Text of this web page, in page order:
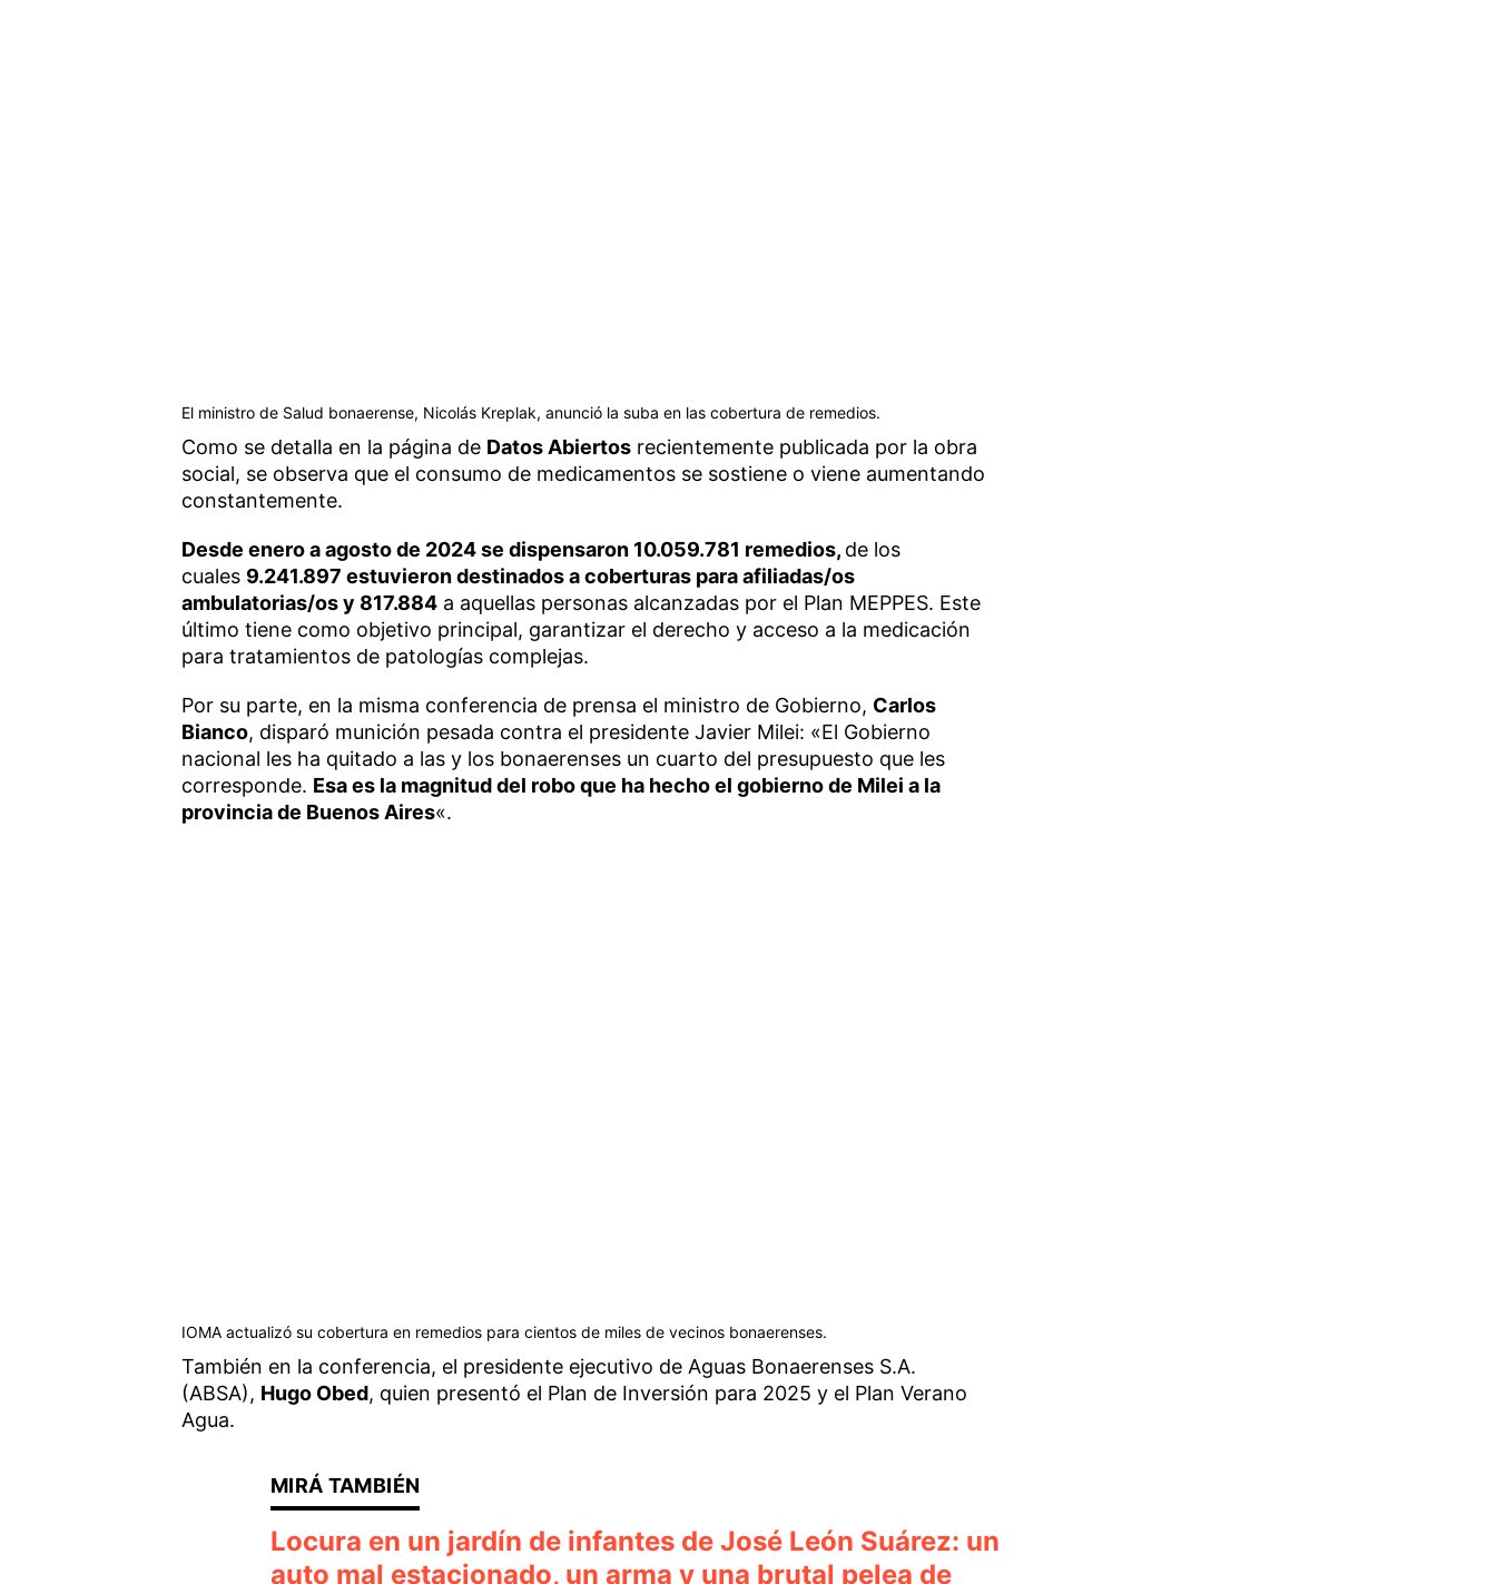
El ministro de Salud bonaerense, Nicolás Kreplak, anunció la suba en las cobertura de remedios.
Como se detalla en la página de Datos Abiertosrecientemente publicada por la obra
social, se observa que el consumo de medicamentos se sostiene o viene aumentando
constantemente.
Desde enero a agosto de 2024 se dispensaron 10.059.781 remedios, de los
cuales 9.241.897 estuvieron destinados a coberturas para afiliadas/os
ambulatorias/os y 817.884a aquellas personas alcanzadas por el Plan MEPPES. Este
último tiene como objetivo principal, garantizar el derecho y acceso a la medicación
para tratamientos de patologías complejas.
Por su parte, en la misma conferencia de prensa el ministro de Gobierno, Carlos
Bianco, disparó munición pesada contra el presidente Javier Milei: «El Gobierno
nacional les ha quitado a las y los bonaerenses un cuarto del presupuesto que les
corresponde. Esa es la magnitud del robo que ha hecho el gobierno de Milei a la
provincia de Buenos Aires«.
IOMA actualizó su cobertura en remedios para cientos de miles de vecinos bonaerenses.
También en la conferencia, el presidente ejecutivo de Aguas Bonaerenses S.A.
(ABSA), Hugo Obed, quien presentó el Plan de Inversión para 2025 y el Plan Verano
Agua.
Locura en un jardín de infantes de José León Suárez: un
auto mal estacionado, un arma y una brutal pelea de